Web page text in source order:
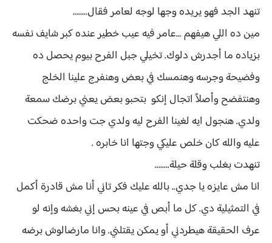
تنهد الجد فهو يريده وجها لوجه لعامر فقال........
مين ده اللي هيفهم ...عامر فيه عيب خطير عنده كبر شايف نفسه
بزياده ما أجدرش دلوك. تخيلي جبل الفرح بيوم يحصل ده
وفضيحة وجرسه وهنمسك في بعض وهنفرج علينا الخلج
وهنتفضح وأصلاً اتجال إنكو بتحبو بعض يعني برضك سمعة
ولدي. هنجول ايه لغينا الفرح ليه ولدي جت واحده ضحكت
عليه والله كان خلص عليكي وجتها انا خابره .
تنهدت بغلب وقلة حيلة........
انا مش عايزه يا جدي.. بالله عليك فكر تاني أنا مش قادرة أكمل
في التمثيلية دي. كل ما أبص في عينه بحس إني بغشه وإنه لو
عرف الحقيقة هيطردني أو يمكن يقتلني. وانا مارضالوش برضه